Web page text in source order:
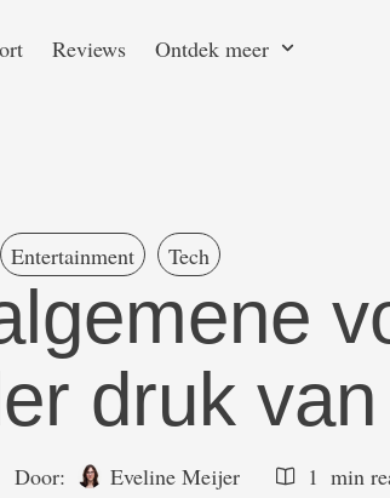
Reviews Ontdek meer
Entertainment Tech
druk
Door: Eveline Meijer 1 min